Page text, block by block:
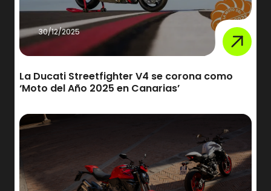
30/12/2025
La Ducati Streetfighter V4 se corona como
‘Moto del Año 2025 en Canarias’